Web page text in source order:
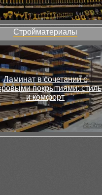
Стройматериалы
Ламинат в сочетании с
покрытиями: стиль
и комфорт